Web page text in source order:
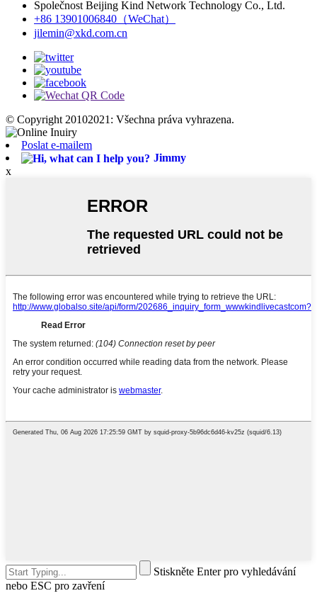
Společnost Beijing Kind Network Technology Co., Ltd.
+86 13901006840（WeChat）
jilemin@xkd.com.cn
© Copyright 20102021: Všechna práva vyhrazena.
Poslat e-mailem
Jimmy
x
Stiskněte Enter pro vyhledávání
nebo ESC pro zavření